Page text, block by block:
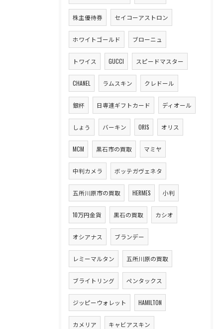
株主優待券 セイコーアストロン
ホワイトゴールド ブローニュ
トワイス GUCCI スピードマスター
CHANEL ラムスキン クレドール
銀杯 日専連ギフトカード ディオール
しょう バーキン ORIS オリス
MCM 黒石市の買取 マミヤ
中判カメラ ボッテガヴェネタ
五所川原市の買取 HERMES 小判
10万円金貨 黒石の買取 カシオ
オシアナス ブランデー
レミーマルタン 五所川原の買取
ブライトリング ペンタックス
ジッピーウォレット HAMILTON
カメリア キャビアスキン